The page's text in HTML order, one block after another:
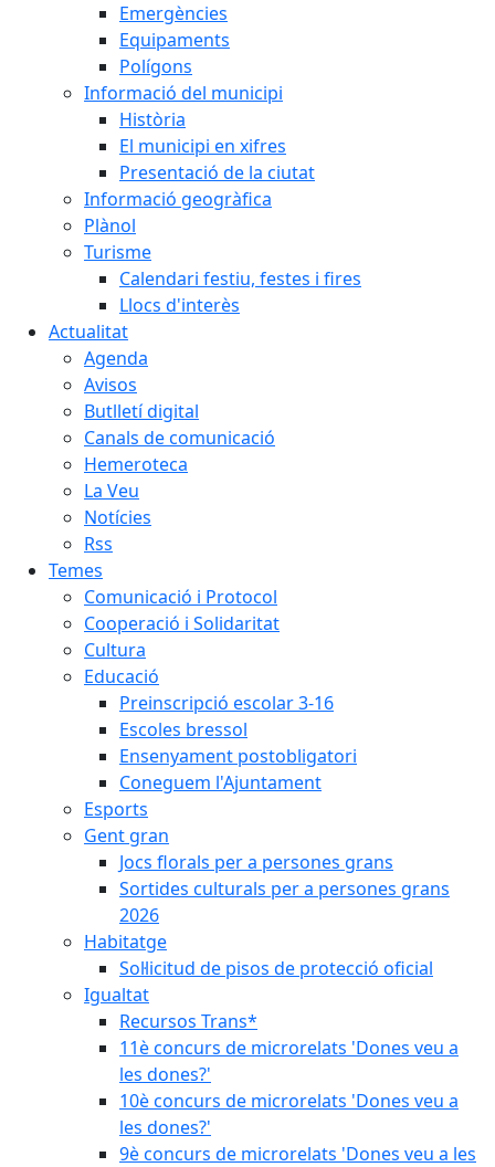
Emergències
Equipaments
Polígons
Informació del municipi
Història
El municipi en xifres
Presentació de la ciutat
Informació geogràfica
Plànol
Turisme
Calendari festiu, festes i fires
Llocs d'interès
Actualitat
Agenda
Avisos
Butlletí digital
Canals de comunicació
Hemeroteca
La Veu
Notícies
Rss
Temes
Comunicació i Protocol
Cooperació i Solidaritat
Cultura
Educació
Preinscripció escolar 3-16
Escoles bressol
Ensenyament postobligatori
Coneguem l'Ajuntament
Esports
Gent gran
Jocs florals per a persones grans
Sortides culturals per a persones grans
2026
Habitatge
Sol·licitud de pisos de protecció oficial
Igualtat
Recursos Trans*
11è concurs de microrelats 'Dones veu a
les dones?'
10è concurs de microrelats 'Dones veu a
les dones?'
9è concurs de microrelats 'Dones veu a les